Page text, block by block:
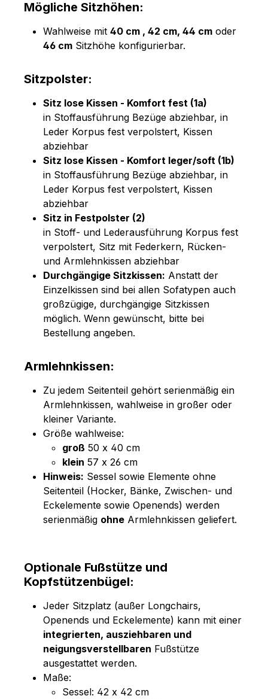
Mögliche Sitzhöhen:
Wahlweise mit 40 cm , 42 cm, 44 cm oder
46 cm Sitzhöhe konfigurierbar.
Sitzpolster:
Sitz lose Kissen - Komfort fest (1a)
in Stoffausführung Bezüge abziehbar, in
Leder Korpus fest verpolstert, Kissen
abziehbar
Sitz lose Kissen - Komfort leger/soft (1b)
in Stoffausführung Bezüge abziehbar, in
Leder Korpus fest verpolstert, Kissen
abziehbar
Sitz in Festpolster (2)
in Stoff- und Lederausführung Korpus fest
verpolstert, Sitz mit Federkern, Rücken-
und Armlehnkissen abziehbar
Durchgängige Sitzkissen: Anstatt der
Einzelkissen sind bei allen Sofatypen auch
großzügige, durchgängige Sitzkissen
möglich. Wenn gewünscht, bitte bei
Bestellung angeben.
Armlehnkissen:
Zu jedem Seitenteil gehört serienmäßig ein
Armlehnkissen, wahlweise in großer oder
kleiner Variante.
Größe wahlweise:
groß 50 x 40 cm
klein 57 x 26 cm
Hinweis: Sessel sowie Elemente ohne
Seitenteil (Hocker, Bänke, Zwischen- und
Eckelemente sowie Openends) werden
serienmäßig ohne Armlehnkissen geliefert.
Optionale Fußstütze und
Kopfstützenbügel:
Jeder Sitzplatz (außer Longchairs,
Openends und Eckelemente) kann mit einer
integrierten, ausziehbaren und
neigungsverstellbaren Fußstütze
ausgestattet werden.
Maße:
Sessel: 42 x 42 cm